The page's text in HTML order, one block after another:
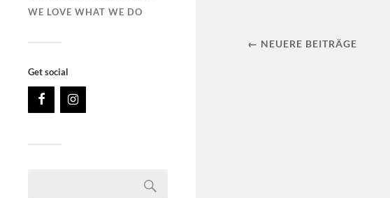
WE LOVE WHAT WE DO
Get social
← NEUERE BEITRÄGE